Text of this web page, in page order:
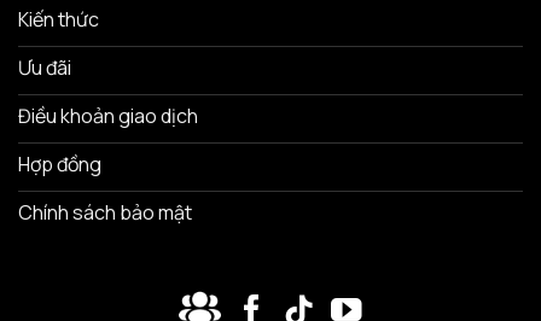
Kiến thức
Ưu đãi
Điều khoản giao dịch
Hợp đồng
Chính sách bảo mật